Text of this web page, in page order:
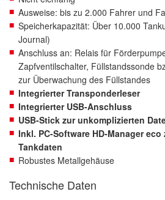
Ausweise: bis zu 2.000 Fahrer und
Speicherkapazität: Über 10.000
Journal)
Anschluss an: Relais für
Zapfventilschalter, Füllstandssonde
zur Überwachung des Füllstandes
Integrierter Transponderleser
Integrierter USB-Anschluss
USB-Stick zur unkomplizierten
Inkl. PC-Software HD-Manager
Tankdaten
Robustes Metallgehäuse
Technische Daten